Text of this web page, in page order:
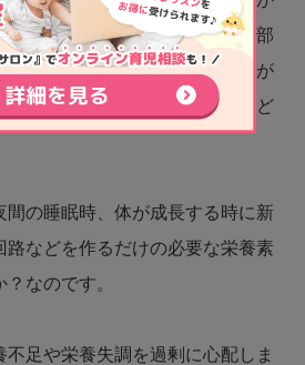
なく、昼間の活動でよく使った部
して新しい育ちに必要な栄養素が
エネルギー代謝が活発になり子ど
間の睡眠時、体が成長する時に新
路などを作るだけの必要な栄養素
なのです。
足や栄養失調を過剰に心配しま